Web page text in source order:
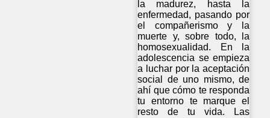
la madurez, hasta la
enfermedad, pasando por
el compañerismo y la
muerte y, sobre todo, la
homosexualidad. En la
adolescencia se empieza
a luchar por la aceptación
social de uno mismo, de
ahí que cómo te responda
tu entorno te marque el
resto de tu vida. Las